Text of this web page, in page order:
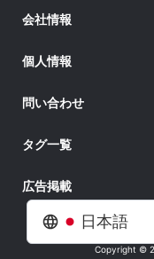
日本語
会社情報
個人情報
問い合わせ
タグ一覧
広告掲載
Copyright ©